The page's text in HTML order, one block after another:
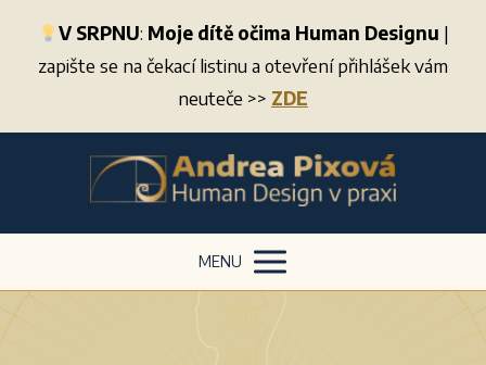
V SRPNU: Moje dítě očima Human Designu |
zapište se na čekací listinu a otevření přihlášek vám
neuteče >> ZDE
MENU